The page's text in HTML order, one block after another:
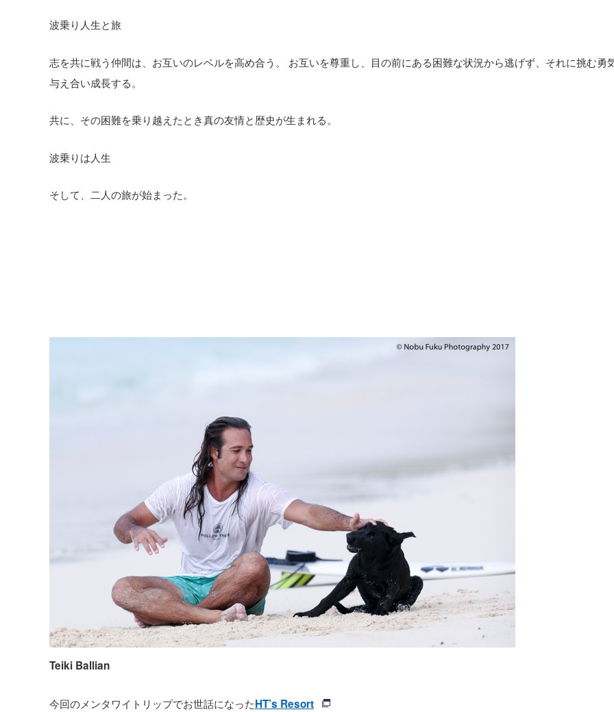
波乗り人生と旅
志を共に戦う仲間は、お互いのレベルを高め合う。 お互いを尊重し、目の前にある困難な状況から逃げず、それに挑む勇
与え合い成長する。
共に、その困難を乗り越えたとき真の友情と歴史が生まれる。
波乗りは人生
そして、二人の旅が始まった。
Teiki Ballian
今回のメンタワイトリップでお世話になったHT’s Resort